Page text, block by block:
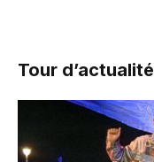
Tour d’actualité